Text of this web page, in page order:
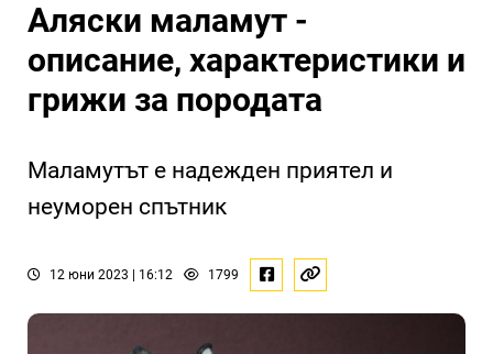
Аляски маламут -
описание, характеристики и
грижи за породата
Маламутът е надежден приятел и
неуморен спътник
12 юни 2023 | 16:12 1799